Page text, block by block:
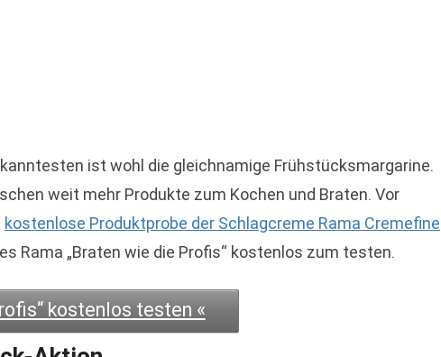
ist wohl die gleichnamige Frühstücksmargarine.
weit mehr Produkte zum Kochen und Braten. Vor
kostenlose Produktprobe der Schlagcreme Rama Cremefine
Rama „Braten wie die Profis“ kostenlos zum testen.
kostenlos testen «